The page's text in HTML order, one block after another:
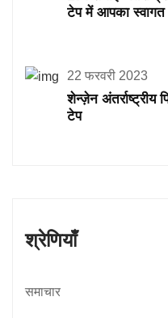
टेप में आपका स्वागत
22 फरवरी 2023
शेन्ज़ेन अंतर्राष्ट्रीय
टेप
श्रेणियाँ
समाचार